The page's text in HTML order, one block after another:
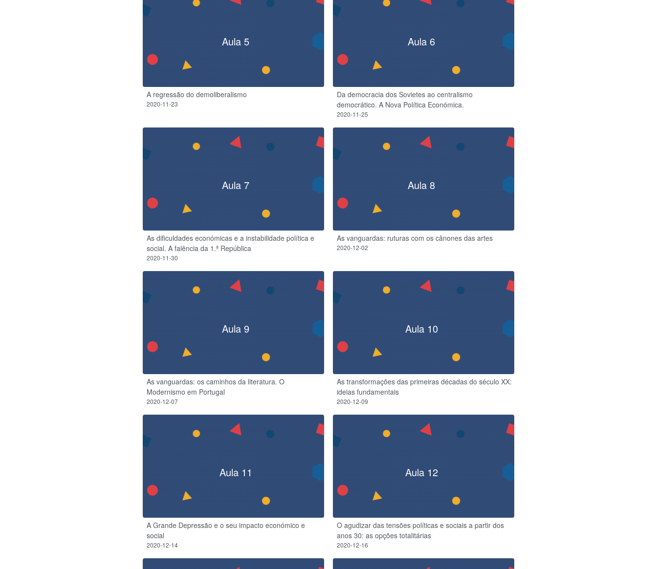
Aula 5
A regressão do demoliberalismo
2020-11-23
Aula 6
Da democracia dos Sovietes ao centralismo
democrático. A Nova Política Económica.​
2020-11-25
Aula 7
As dificuldades económicas e a instabilidade política e
social. A falência da 1.ª República
2020-11-30
Aula 8
As vanguardas: ruturas com os cânones das artes
2020-12-02
Aula 9
As vanguardas: os caminhos da literatura. O
Modernismo em Portugal
2020-12-07
Aula 10
As transformações das primeiras décadas do século XX:
ideias fundamentais
2020-12-09
Aula 11
A Grande Depressão e o seu impacto económico e
social
2020-12-14
Aula 12
O agudizar das tensões políticas e sociais a partir dos
anos 30: as opções totalitárias
2020-12-16